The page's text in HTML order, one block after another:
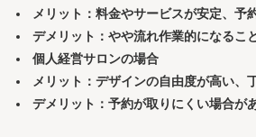
メリット：料金やサービスが安定、予
デメリット：やや流れ作業的になるこ
個人経営サロンの場合
メリット：デザインの自由度が高い、
デメリット：予約が取りにくい場合が